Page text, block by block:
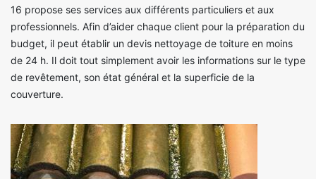
16 propose ses services aux différents particuliers et aux
professionnels. Afin d’aider chaque client pour la préparation du
budget, il peut établir un devis nettoyage de toiture en moins
de 24 h. Il doit tout simplement avoir les informations sur le type
de revêtement, son état général et la superficie de la
couverture.